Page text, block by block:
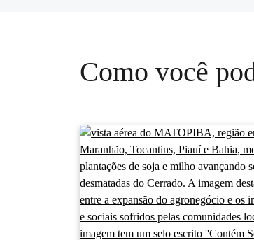
Como você